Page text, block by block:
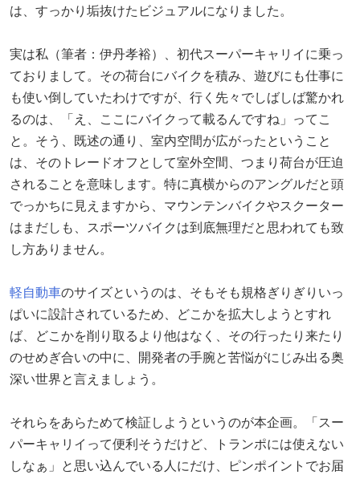
は、すっかり垢抜けたビジュアルになりました。
実は私（筆者：伊丹孝裕）、初代スーパーキャリイに乗っ
ておりまして。その荷台にバイクを積み、遊びにも仕事に
も使い倒していたわけですが、行く先々でしばしば驚かれ
るのは、「え、ここにバイクって載るんですね」ってこ
と。そう、既述の通り、室内空間が広がったということ
は、そのトレードオフとして室外空間、つまり荷台が圧迫
されることを意味します。特に真横からのアングルだと頭
でっかちに見えますから、マウンテンバイクやスクーター
はまだしも、スポーツバイクは到底無理だと思われても致
し方ありません。
軽自動車のサイズというのは、そもそも規格ぎりぎりいっ
ぱいに設計されているため、どこかを拡大しようとすれ
ば、どこかを削り取るより他はなく、その行ったり来たり
のせめぎ合いの中に、開発者の手腕と苦悩がにじみ出る奥
深い世界と言えましょう。
それらをあらためて検証しようというのが本企画。「スー
パーキャリイって便利そうだけど、トランポには使えない
しなぁ」と思い込んでいる人にだけ、ピンポイントでお届